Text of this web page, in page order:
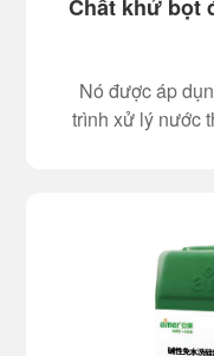
Chất khử bọt
Nó được áp
trình xử lý nước